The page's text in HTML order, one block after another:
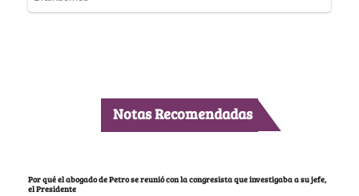
Notas Recomendadas
Por qué el abogado de Petro se reunió con la congresista que investigaba a su jefe,
el Presidente